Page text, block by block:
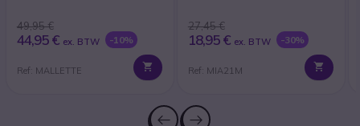
49,95 €
44,95 € ex. BTW -10%
Ref: MALLETTE
27,45 €
18,95 € ex. BTW -30%
Ref: MIA21M